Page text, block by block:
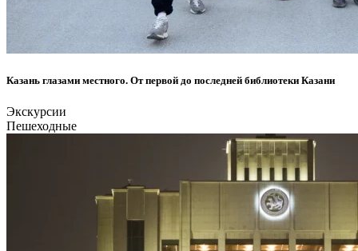
Казань глазами местного. От первой до последней библиотеки Казани
Экскурсии
Пешеходные